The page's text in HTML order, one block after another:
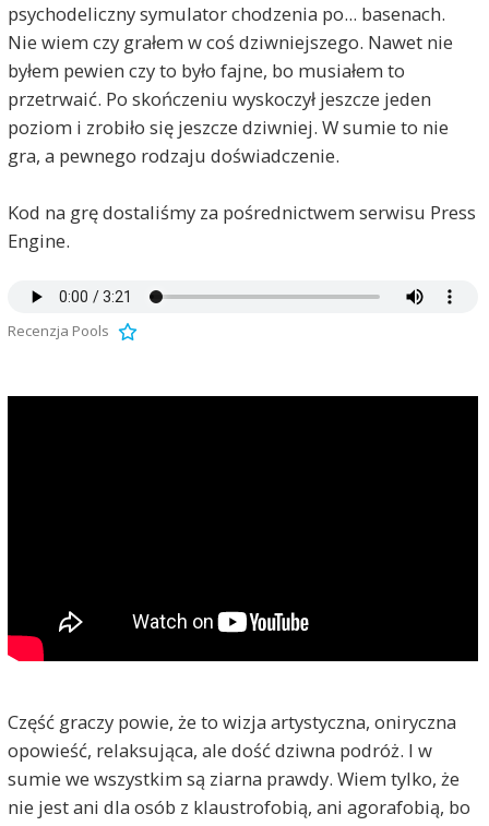
psychodeliczny symulator chodzenia po... basenach.
Nie wiem czy grałem w coś dziwniejszego. Nawet nie
byłem pewien czy to było fajne, bo musiałem to
przetrwaić. Po skończeniu wyskoczył jeszcze jeden
poziom i zrobiło się jeszcze dziwniej. W sumie to nie
gra, a pewnego rodzaju doświadczenie.
Kod na grę dostaliśmy za pośrednictwem serwisu Press
Engine.
Recenzja Pools
Część graczy powie, że to wizja artystyczna, oniryczna
opowieść, relaksująca, ale dość dziwna podróż. I w
sumie we wszystkim są ziarna prawdy. Wiem tylko, że
nie jest ani dla osób z klaustrofobią, ani agorafobią, bo